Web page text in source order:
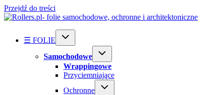
Przejdź do treści
☰ FOLIE
Samochodowe
Wrappingowe
Przyciemniające
Ochronne